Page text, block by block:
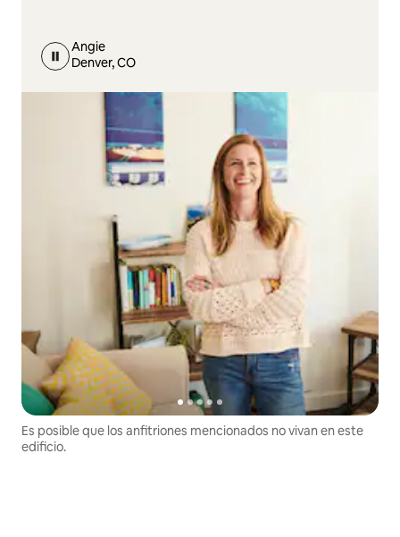
Angie
Denver, CO
Es posible que los anfitriones mencionados no vivan en este
edificio.